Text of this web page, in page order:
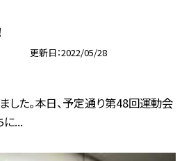
更新日 2022/05/28
した。本日、予定通り第48回運動会
に...